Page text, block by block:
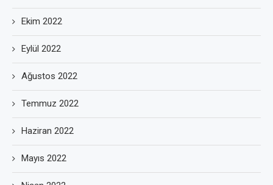
Ekim 2022
Eylül 2022
Ağustos 2022
Temmuz 2022
Haziran 2022
Mayıs 2022